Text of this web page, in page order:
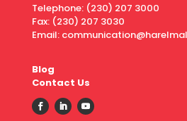
Telephone: (230) 207 3000
Fax: (230) 207 3030
Email:
Blog
Contact Us